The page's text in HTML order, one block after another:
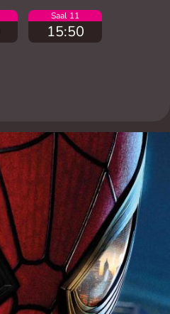
Saal 11
15:50